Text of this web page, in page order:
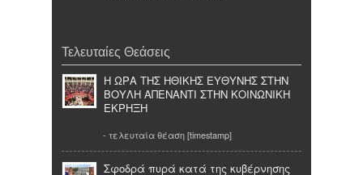
Τελευταίες Θεάσεις
Η ΩΡΑ ΤΗΣ ΗΘΙΚΗΣ ΕΥΘΥΝΗΣ ΣΤΗΝ
ΒΟΥΛΗ ΑΠΕΝΑΝΤΙ ΣΤΗΝ ΚΟΙΝΩΝΙΚΗ
ΕΚΡΗΞΗ
- τελευταία θέαση [timestamp]
Σφοδρά πυρά κατά της κυβέρνησης